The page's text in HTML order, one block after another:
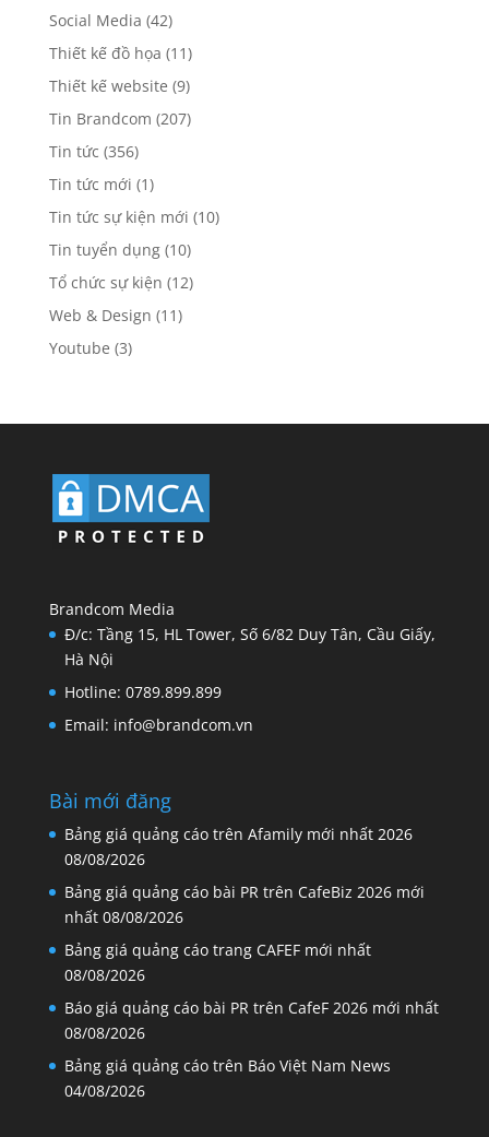
Social Media (42)
Thiết kế đồ họa (11)
Thiết kế website (9)
Tin Brandcom (207)
Tin tức (356)
Tin tức mới (1)
Tin tức sự kiện mới (10)
Tin tuyển dụng(10)
Tổ chức sự kiện (12)
Web & Design (11)
Youtube (3)
Brandcom Media
Đ/c: Tầng 15, HL Tower, Số 6/82 Duy Tân, Cầu Giấy,
Hà Nội
Hotline: 0789.899.899
Email: info@brandcom.vn
Bài mới đăng
Bảng giá quảng cáo trên Afamily mới nhất 2026
08/08/2026
Bảng giá quảng cáo bài PR trên CafeBiz 2026 mới
nhất 08/08/2026
Bảng giá quảng cáo trang CAFEF mới nhất
08/08/2026
Báo giá quảng cáo bài PR trên CafeF 2026 mới nhất
08/08/2026
Bảng giá quảng cáo trên Báo Việt Nam News
04/08/2026